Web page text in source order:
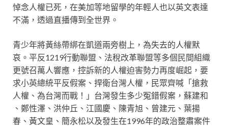
悼念人權已死，在美加等地留學的年輕人也以英文表達
不滿，透過直播傳到全世界。
青少年將黃絲帶綁在凱道兩旁樹上，為失去的人權默
哀。平反1219行動聯盟、法稅改革聯盟等多個民間組織
更號召萬人響應，控訴新的人權迫害勢力再度崛起，要
求小英總統平反假案、捍衛台灣人權，民眾齊喊「搶救
人權、為台灣而戰！」台灣發生多少冤錯假案，蘇建和
、鄭性澤、洪仲丘、江國慶、陳青旭、曾建元、葉揚
春、黃文皇、簡永松以及發生在1996年的政治整肅案件